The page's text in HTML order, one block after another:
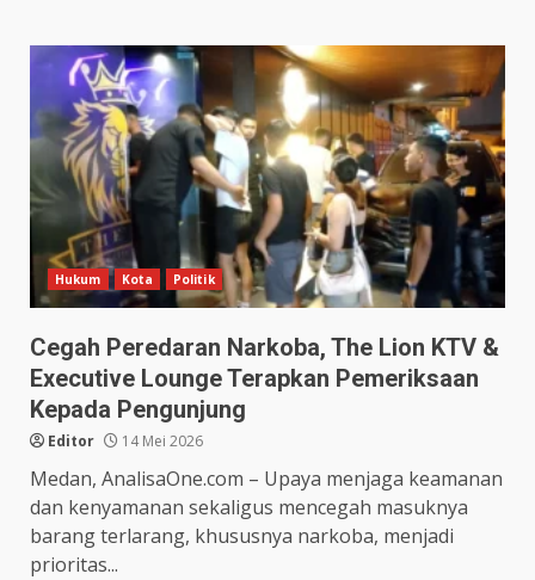
Hukum Kota Politik
Cegah Peredaran Narkoba, The Lion KTV &
Executive Lounge Terapkan Pemeriksaan
Kepada Pengunjung
Editor 14 Mei 2026
Medan, AnalisaOne.com – Upaya menjaga keamanan
dan kenyamanan sekaligus mencegah masuknya
barang terlarang, khususnya narkoba, menjadi
prioritas...